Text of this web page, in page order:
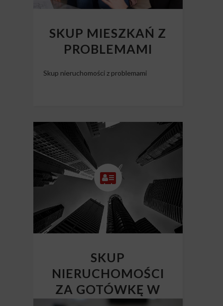
SKUP MIESZKAŃ Z
PROBLEMAMI
Skup nieruchomości z problemami
SKUP
NIERUCHOMOŚCI
ZA GOTÓWKĘ W